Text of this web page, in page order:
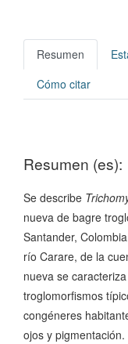
Resumen
Cómo citar
Resumen (es):
Se describe
nueva de bagre
Santander,
río Carare, de la
nueva se
troglomorfismos
congéneres
ojos y pigmentación.